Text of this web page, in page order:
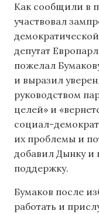
Как сообщили в
участвовал
депутат
пожелал
и выразил
руководством
целей» и
социал-
их проблемы и
добавил Дынку и
поддержку.
Бумаков после
работать и